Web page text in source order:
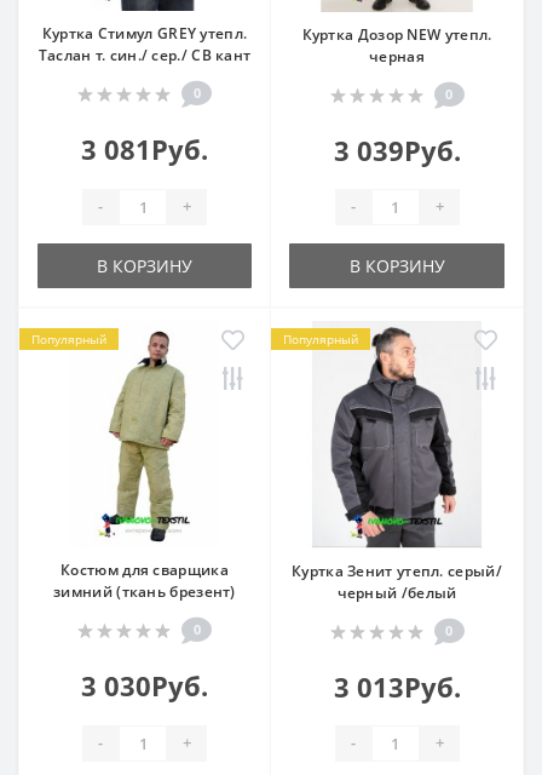
Куртка Стимул GREY утепл.
Таслан т. син./ сер./ СВ кант
0
3 081Руб.
- +
В КОРЗИНУ
Куртка Дозор NEW утепл.
черная
0
3 039Руб.
- +
В КОРЗИНУ
Популярный
Костюм для сварщика
зимний (ткань брезент)
0
3 030Руб.
- +
Популярный
Куртка Зенит утепл. серый/
черный /белый
0
3 013Руб.
- +